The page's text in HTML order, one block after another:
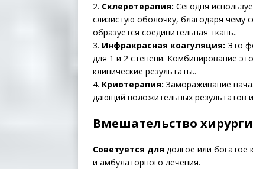
2. Склеротерапия: Сегодня
слизистую оболочку, благодаря
образуется соединительная ткань..
3. Инфракрасная коагуляция: Это
для 1 и 2 степени. Комбинирование
клинические результаты..
4. Криотерапия: Замораживание
дающий положительных результатов
Вмешательство
Советуется для долгое или богатое
и амбулаторного лечения.